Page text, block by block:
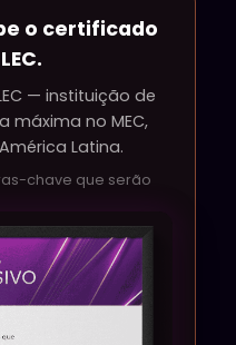
o certificado
— instituição de
máxima no MEC,
Latina.
chave que serão